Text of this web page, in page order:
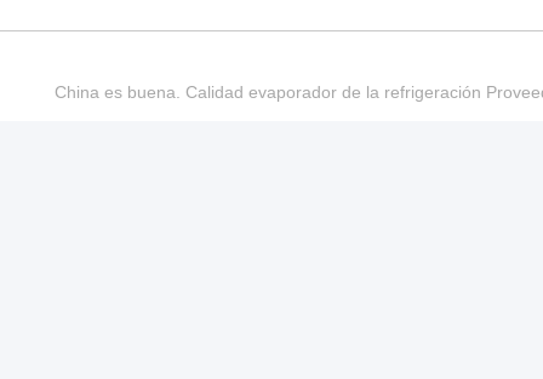
China es buena. Calidad evaporador de la refrigeración